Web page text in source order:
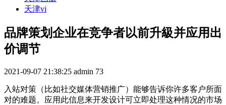
天津vi
品牌策划企业在竞争者以前升級并应用出
价调节
2021-09-07 21:38:25 admin 73
入站对策（比如社交媒体营销推广）能够告诉你许多客户所面
对的难题。应用此信息来开发设计可立即处理这种情况的市场